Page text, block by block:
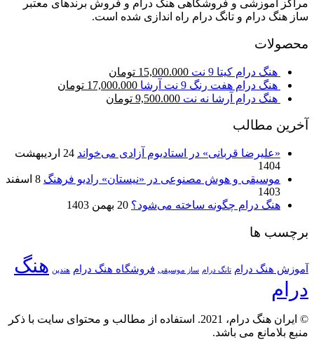
مراکز آموزشی و فروشگاهی هنگ درام و فروش برندهای معتبر
ساز هنگ درام و تانگ درام راه اندازی شده است.
محصولات
هنگ درام کیتا 9 نت 15,000.000 تومان
هنگ درام هفت رنگ 9 نت آرشا
17,000.000 تومان
هنگ درام آرشا نه نت 9,500.000 تومان
آخرین مطالب
«علیرضا قربانی» در استادیوم آزادی می‌خواند
24 اردیبهشت
1404
موسیقی و هوش مصنوعی در «نیستان» رادیو فرهنگ
8 اسفند
1403
هنگ درام چگونه ساخته می‌شود؟ 20 بهمن 1403
برچسب ها
آموزش هنگ درام تانگ درام ساز موسیقی فروشگاه هنگ درام هندپن هنگ
درام
© ایران هنگ درام، 2021. استفاده از مطالب و محتوای سایت با ذکر
منبع بلامانع می باشد.